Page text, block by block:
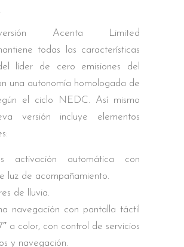
Acenta Limited
todas las características
líder de cero emisiones del
una autonomía homologada de
el ciclo NEDC. Así mismo
versión incluye elementos
activación automática con
luz de acompañamiento.
de lluvia.
navegación con pantalla táctil
a color, con control de servicios
y navegación.